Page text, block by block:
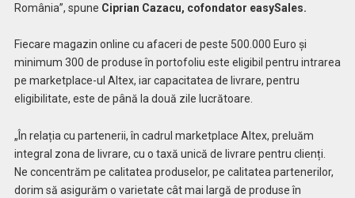
România”, spune Ciprian Cazacu, cofondator easySales.
Fiecare magazin online cu afaceri de peste 500.000 Euro și
minimum 300 de produse în portofoliu este eligibil pentru intrarea
pe marketplace-ul Altex, iar capacitatea de livrare, pentru
eligibilitate, este de până la două zile lucrătoare.
„ În relația cu partenerii, în cadrul marketplace Altex, preluăm
integral zona de livrare, cu o taxă unică de livrare pentru clienți.
Ne concentrăm pe calitatea produselor, pe calitatea partenerilor,
dorim să asigurăm o varietate cât mai largă de produse în